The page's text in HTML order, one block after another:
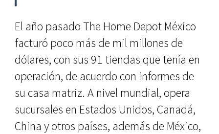
El año pasado The Home Depot México
facturó poco más de mil mi­llones de
dólares, con sus 91 tiendas que tenía en
operación, de acuerdo con informes de
su casa matriz. A ni­vel mundial, opera
sucursales en Es­tados Unidos, Canadá,
China y otros países, además de México,